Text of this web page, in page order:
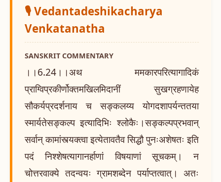
🎙️ Vedantadeshikacharya
Venkatanatha
SANSKRIT COMMENTARY
।।6.24।।अथ ममकारपरित्यागादिकं
प्राग्विप्रकीर्णोक्तमखिलमिदानीं सुखग्रहणायेह
सौकर्यप्रदर्शनाय च सङ्कलय्य योगदशापर्यन्ततया
स्मार्यतेसङ्कल्प इत्यादिभिः श्लोकैः।सङ्कल्पप्रभवान्
सर्वान् कामांस्त्यक्त्वा इत्येतावतैव सिद्धौ पुनःअशेषतः इति
पदं निश्शेषत्यागानर्हाणां विषयाणां सूचकम्। न
चोत्तरवाक्ये तदन्वयः ग्रामशब्देन पर्याप्तत्वात्। अतः